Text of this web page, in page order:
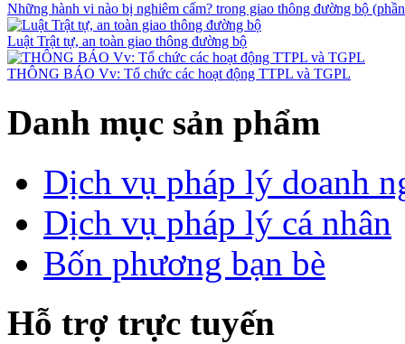
Những hành vi nào bị nghiêm cấm? trong giao thông đường bộ
Luật Trật tự, an toàn giao thông đường bộ
THÔNG BÁO Vv: Tổ chức các hoạt động TTPL và TGPL
Danh mục sản phẩm
Dịch vụ pháp lý doanh
Dịch vụ pháp lý cá nhân
Bốn phương bạn bè
Hỗ trợ trực tuyến